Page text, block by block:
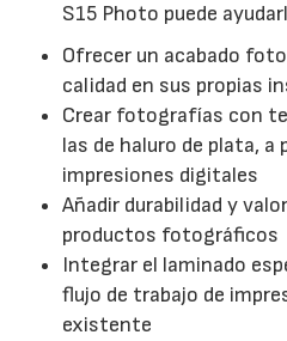
S15 Photo puede
Ofrecer un acabado
calidad en sus propias
Crear fotografías con
las de haluro de plata, a
impresiones digitales
Añadir durabilidad y
productos fotográficos
Integrar el laminado
flujo de trabajo de
existente